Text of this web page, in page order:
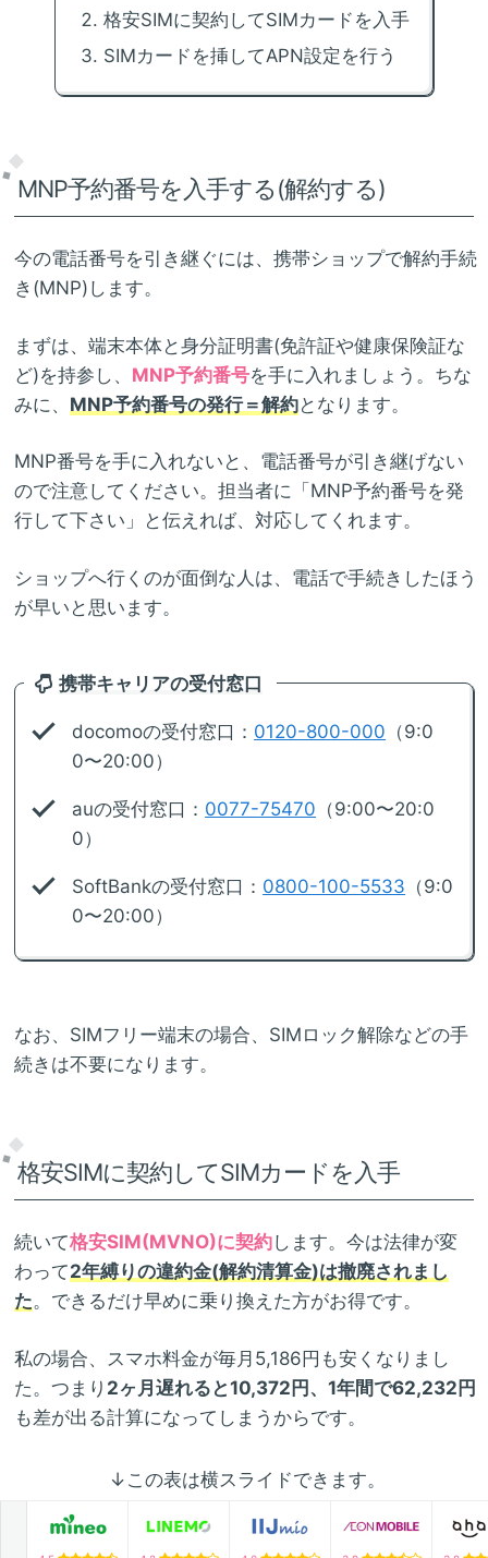
格安SIMに契約してSIMカードを入手
SIMカードを挿してAPN設定を行う
MNP予約番号を入手する(解約する)
今の電話番号を引き継ぐには、携帯ショップで解約手続
き(MNP)します。
まずは、端末本体と身分証明書(免許証や健康保険証な
ど)を持参し、 MNP予約番号を手に入れましょう。ちな
みに、 MNP予約番号の発行＝解約となります。
MNP番号を手に入れないと、電話番号が引き継げない
ので注意してください。担当者に「MNP予約番号を発
行して下さい」と伝えれば、対応してくれます。
ショップへ行くのが面倒な人は、電話で手続きしたほう
が早いと思います。
携帯キャリアの受付窓口
docomoの受付窓口： 0120-800-000 （9:0
0〜20:00）
auの受付窓口： 0077-75470 （9:00〜20:0
0）
SoftBankの受付窓口： 0800-100-5533 （9:0
0〜20:00）
なお、SIMフリー端末の場合、SIMロック解除などの手
続きは不要になります。
格安SIMに契約してSIMカードを入手
続いて格安SIM(MVNO)に契約します。今は法律が変
わって2年縛りの違約金(解約清算金)は撤廃されまし
た。できるだけ早めに乗り換えた方がお得です。
私の場合、スマホ料金が毎月5,186円も安くなりまし
た。つまり 2ヶ月遅れると10,372円、1年間で62,232円
も差が出る計算になってしまうからです。
↓この表は横スライドできます。